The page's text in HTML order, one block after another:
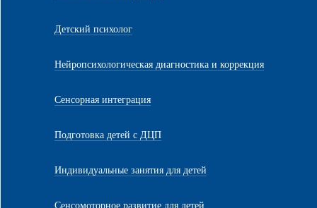
Детский психолог
Нейропсихологическая диагностика и коррекция
Сенсорная интеграция
Подготовка детей с ДЦП
Индивидуальные занятия для детей
Сенсомоторное развитие для детей